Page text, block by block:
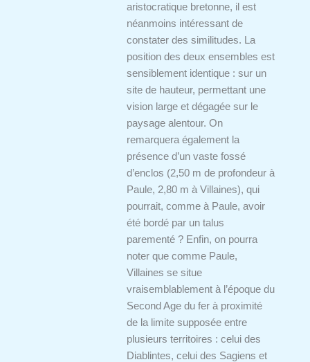
aristocratique bretonne, il est
néanmoins intéressant de
constater des similitudes. La
position des deux ensembles est
sensiblement identique : sur un
site de hauteur, permettant une
vision large et dégagée sur le
paysage alentour. On
remarquera également la
présence d’un vaste fossé
d’enclos (2,50 m de profondeur à
Paule, 2,80 m à Villaines), qui
pourrait, comme à Paule, avoir
été bordé par un talus
parementé ? Enfin, on pourra
noter que comme Paule,
Villaines se situe
vraisemblablement à l’époque du
Second Age du fer à proximité
de la limite supposée entre
plusieurs territoires : celui des
Diablintes, celui des Sagiens et